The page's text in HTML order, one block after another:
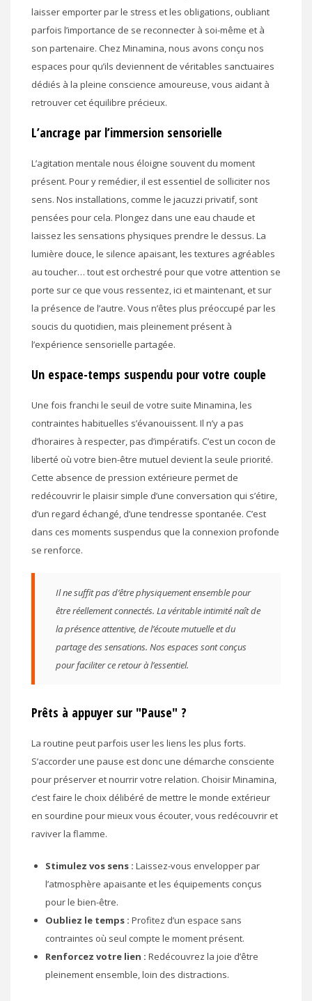
laisser emporter par le stress et les obligations, oubliant
parfois l’importance de se reconnecter à soi-même et à
son partenaire. Chez Minamina, nous avons conçu nos
espaces pour qu’ils deviennent de véritables sanctuaires
dédiés à la pleine conscience amoureuse, vous aidant à
retrouver cet équilibre précieux.
L’ancrage par l’immersion sensorielle
L’agitation mentale nous éloigne souvent du moment
présent. Pour y remédier, il est essentiel de solliciter nos
sens. Nos installations, comme le jacuzzi privatif, sont
pensées pour cela. Plongez dans une eau chaude et
laissez les sensations physiques prendre le dessus. La
lumière douce, le silence apaisant, les textures agréables
au toucher… tout est orchestré pour que votre attention se
porte sur ce que vous ressentez, ici et maintenant, et sur
la présence de l’autre. Vous n’êtes plus préoccupé par les
soucis du quotidien, mais pleinement présent à
l’expérience sensorielle partagée.
Un espace-temps suspendu pour votre couple
Une fois franchi le seuil de votre suite Minamina, les
contraintes habituelles s’évanouissent. Il n’y a pas
d’horaires à respecter, pas d’impératifs. C’est un cocon de
liberté où votre bien-être mutuel devient la seule priorité.
Cette absence de pression extérieure permet de
redécouvrir le plaisir simple d’une conversation qui s’étire,
d’un regard échangé, d’une tendresse spontanée. C’est
dans ces moments suspendus que la connexion profonde
se renforce.
Il ne suffit pas d’être physiquement ensemble pour
être réellement connectés. La véritable intimité naît de
la présence attentive, de l’écoute mutuelle et du
partage des sensations. Nos espaces sont conçus
pour faciliter ce retour à l’essentiel.
Prêts à appuyer sur "Pause" ?
La routine peut parfois user les liens les plus forts.
S’accorder une pause est donc une démarche consciente
pour préserver et nourrir votre relation. Choisir Minamina,
c’est faire le choix délibéré de mettre le monde extérieur
en sourdine pour mieux vous écouter, vous redécouvrir et
raviver la flamme.
Stimulez vos sens : Laissez-vous envelopper par
l’atmosphère apaisante et les équipements conçus
pour le bien-être.
Oubliez le temps : Profitez d’un espace sans
contraintes où seul compte le moment présent.
Renforcez votre lien : Redécouvrez la joie d’être
pleinement ensemble, loin des distractions.